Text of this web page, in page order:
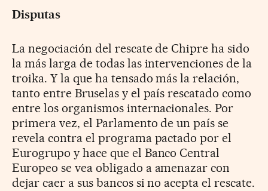
Disputas
La negociación del rescate de Chipre ha sido
la más larga de todas las intervenciones de la
troika. Y la que ha tensado más la relación,
tanto entre Bruselas y el país rescatado como
entre los organismos internacionales. Por
primera vez, el Parlamento de un país se
revela contra el programa pactado por el
Eurogrupo y hace que el Banco Central
Europeo se vea obligado a amenazar con
dejar caer a sus bancos si no acepta el rescate.